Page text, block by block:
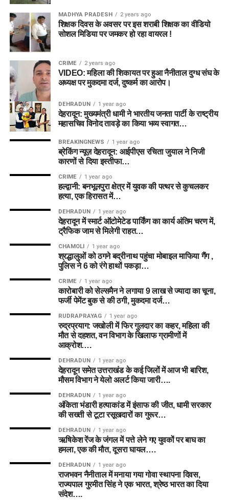
MADHYA PRADESH 2 years ago
शिक्षक दिवस के अवसर पर इस शराबी शिक्षक का वीडियो
सोशल मिडिया पर जमकर हो रहा वायरल !
CRIME 2 years ago
VIDEO: महिला की शिकायत पर हुआ नैनीताल दुग्ध संघ के
अध्यक्ष पर मुकदमा दर्ज, दुष्कर्म का आरोप।
DEHRADUN 1 year ago
देहरादून: मुख्यमंत्री धामी ने भारतीय जनता पार्टी के राष्ट्रीय
महासचिव विनोद तावड़े का किया भव्य स्वागत…
BREAKINGNEWS 1 year ago
ब्रेकिंग न्यूज़ देहरादून: आईपीएस रचिता जुयाल ने निजी
कारणों से दिया इस्तीफा…
CRIME 1 year ago
हल्द्वानी: बनभूलपुरा क्षेत्र में युवक की पत्थर से कुचलकर
हत्या, एक हिरासत में…
DEHRADUN 1 year ago
देहरादून में स्मार्ट ऑटोमेटेड पार्किंग का कार्य अंतिम चरण में,
ट्रैफिक जाम से मिलेगी राहत…
CHAMOLI 1 year ago
श्रद्धालुओं को ठगने बद्रीनाथ पहुंचा मोबाइल माफिया गैंग ,
पुलिस ने 6 को रंगे हाथों पकड़ा…
CRIME 1 year ago
कारोबारी को सेल्समैन ने लगाया 9 लाख से ज्यादा का चूना,
फर्जी पेमेंट बुक से की ठगी, मुकदमा दर्ज…
RUDRAPRAYAG 1 year ago
रुद्रप्रयाग: जखोली में फिर गुलदार का कहर, महिला की
मौत से दहशत, वन विभाग के खिलाफ ग्रामीणों में
आक्रोश….
DEHRADUN 1 year ago
देहरादून समेत उत्तराखंड के कई जिलों में आज भी बारिश,
मौसम विभाग ने येलो अलर्ट किया जारी….
DEHRADUN 1 year ago
अंकिता भंडारी हत्याकांड में इंसाफ की जीत, धामी सरकार
की सख्ती से टूटा रसूखदारों का गुरूर…
DEHRADUN 1 year ago
ऋषिकेश रेंज के जंगल में पत्ते लेने गए युवकों पर बाघ का
हमला, एक की मौत, दूसरा घायल….
DEHRADUN 1 year ago
राजभवन नैनीताल में मनाया गया गोवा स्थापना दिवस,
राज्यपाल गुरमीत सिंह ने एक भारत, श्रेष्ठ भारत का दिया
संदेश….